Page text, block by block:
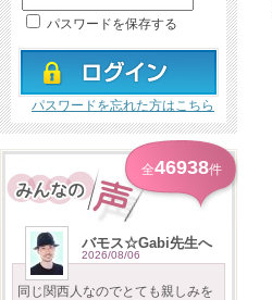
パスワードを保存する
パスワードを忘れた方はこちら
全46938件
バモス☆Gabi先生へ
2026/08/06
同じ関西人なのでとても親しみを